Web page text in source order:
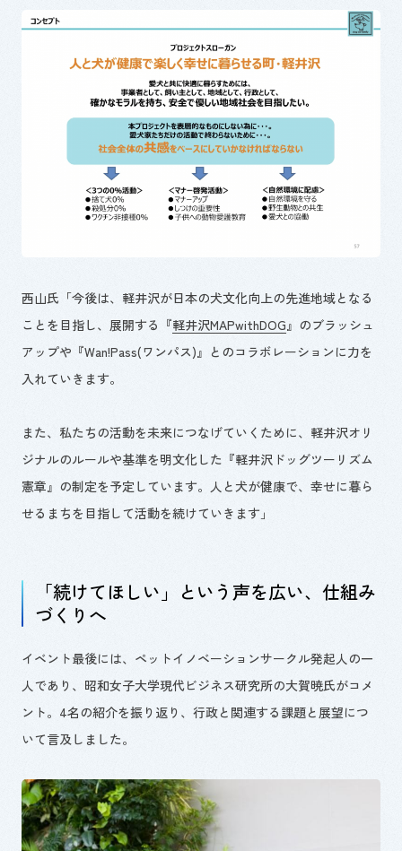
西山氏「今後は、軽井沢が日本の犬文化向上の先進地域となる
ことを目指し、展開する『軽井沢MAPwithDOG』のブラッシュ
アップや『Wan!Pass(ワンパス)』とのコラボレーションに力を
入れていきます。
また、私たちの活動を未来につなげていくために、軽井沢オリ
ジナルのルールや基準を明文化した『軽井沢ドッグツーリズム
憲章』の制定を予定しています。人と犬が健康で、幸せに暮ら
せるまちを目指して活動を続けていきます」
「続けてほしい」という声を広い、仕組み
づくりへ
イベント最後には、ペットイノベーションサークル発起人の一
人であり、昭和女子大学現代ビジネス研究所の大賀暁氏がコメ
ント。4名の紹介を振り返り、行政と関連する課題と展望につ
いて言及しました。